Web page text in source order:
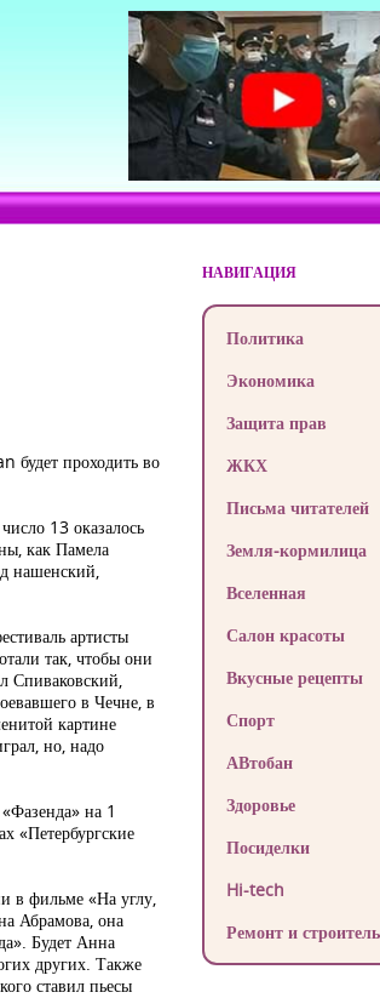
проходить во
13 оказалось
как Памела
нашенский,
артисты
так, чтобы они
Спиваковский,
в Чечне, в
картине
но, надо
на 1
«Петербургские
в фильме «На углу,
Абрамова, она
Будет Анна
других. Также
ставил пьесы
НАВИГАЦИЯ
Политика
Экономика
Защита прав
ЖКХ
Письма читателей
Земля-кормилица
Вселенная
Салон красоты
Вкусные рецепты
Спорт
АВтобан
Здоровье
Посиделки
Hi-tech
Ремонт и